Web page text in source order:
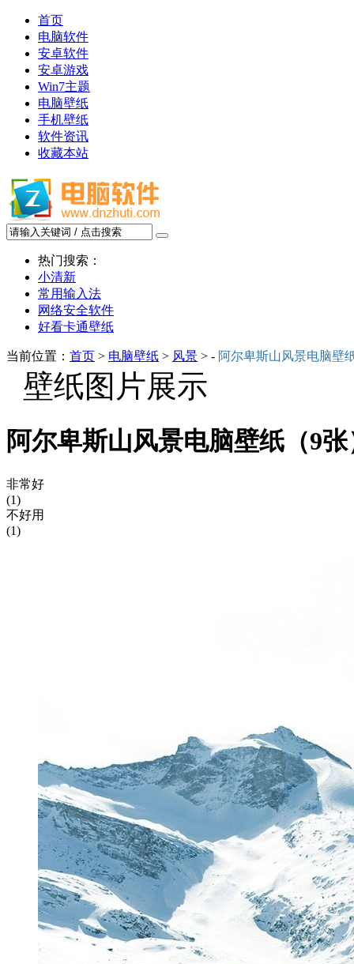
首页
电脑软件
安卓软件
安卓游戏
Win7主题
电脑壁纸
手机壁纸
软件资讯
收藏本站
热门搜索：
小清新
常用输入法
网络安全软件
好看卡通壁纸
当前位置： 首页 > 电脑壁纸 > 风景 > - 阿尔卑斯山风景电脑壁
壁纸图片展示
阿尔卑斯山风景电脑壁纸（9张
非常好
(1)
不好用
(1)